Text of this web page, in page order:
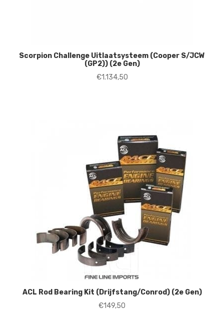
Scorpion Challenge Uitlaatsysteem (Cooper S/JCW
(GP2)) (2e Gen)
€1.134,50
ACL Rod Bearing Kit (Drijfstang/Conrod) (2e Gen)
€149,50